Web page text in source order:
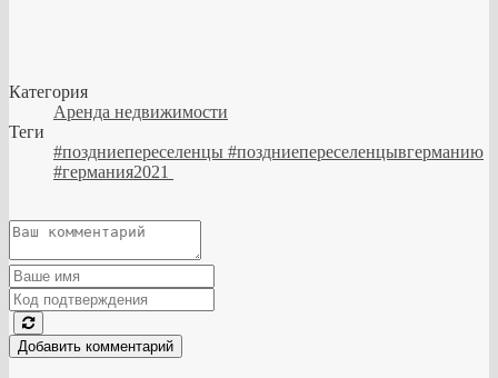
Категория
Аренда недвижимости
Теги
#поздниепереселенцы​​​​​​​​ #поздниепереселенцывгерманию​​​​​​​
#германия2021 ​​​​​​​
Добавить комментарий